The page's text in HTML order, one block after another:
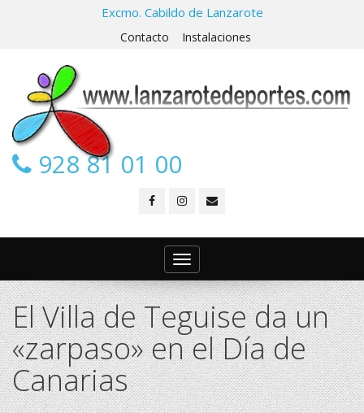
Excmo. Cabildo de Lanzarote
Contacto Instalaciones
928 81 01 00
Toggle
navigation
El Villa de Teguise da un
«zarpaso» en el Día de
Canarias